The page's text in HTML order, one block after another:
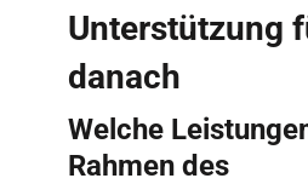
Unterstützung
danach
Welche
Rahmen des